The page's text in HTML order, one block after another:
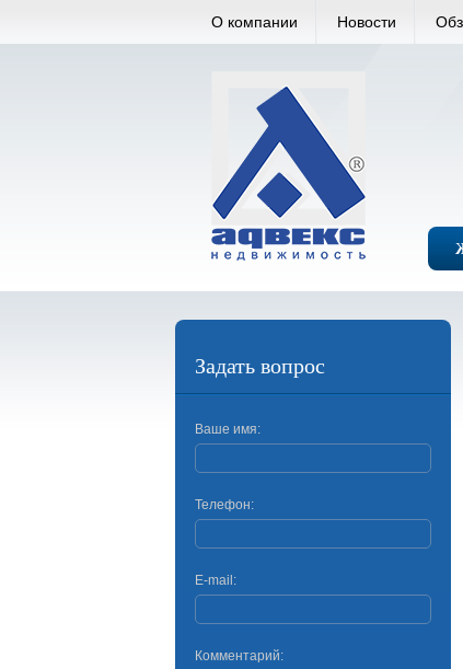
О компании Новости
Задать вопрос
Ваше имя:
Телефон:
E-mail:
Комментарий: